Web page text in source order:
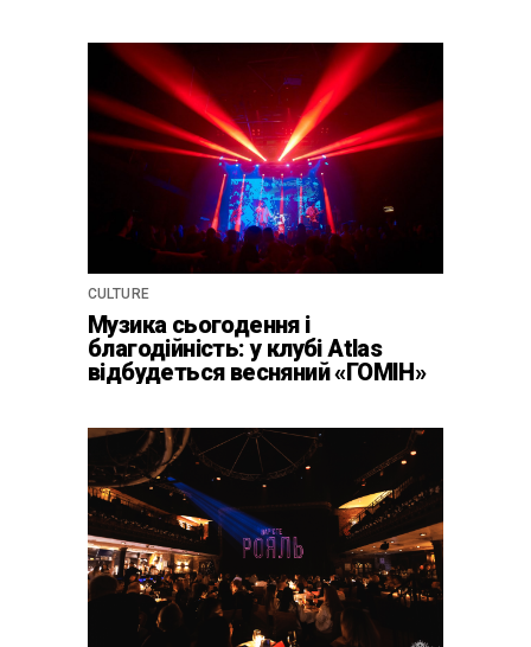
CULTURE
Музика сьогодення і
благодійність: у клубі Atlas
відбудеться весняний «ГОМІН»